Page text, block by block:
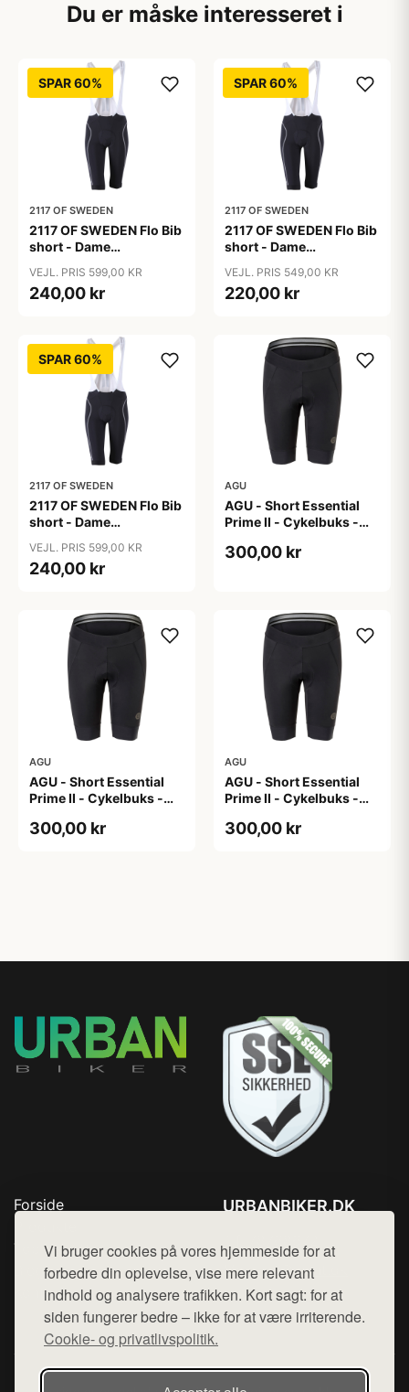
Vi bruger cookies på vores hjemmeside for at
forbedre din oplevelse, vise mere relevant
indhold og analysere trafikken. Kort sagt: for at
siden fungerer bedre – ikke for at være irriterende.
Cookie- og privatlivspolitik.
Du er måske interesseret i
SPAR 60%
2117 OF SWEDEN
2117 OF SWEDEN Flo Bib
short - Dame
Sort - Str. 36
VEJL. PRIS 599,00 KR
240,00 kr
SPAR 60%
2117 OF SWEDEN
2117 OF SWEDEN Flo Bib
short - Dame
Sort - Str. 38
VEJL. PRIS 549,00 KR
220,00 kr
SPAR 60%
2117 OF SWEDEN
2117 OF SWEDEN Flo Bib
short - Dame
Sort - Str. 40
VEJL. PRIS 599,00 KR
240,00 kr
AGU
AGU - Short Essential
Prime II - Cykelbuks -
300,00 kr
AGU
AGU - Short Essential
Prime II - Cykelbuks -
300,00 kr
AGU
AGU - Short Essential
Prime II - Cykelbuks -
300,00 kr
Forside
Top Rabatter
Blog
Kontakt
URBANBIKER.DK
Mail: hej@want.dk
Cookie- og privatlivspolitik